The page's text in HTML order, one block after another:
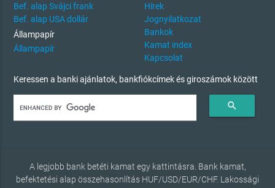
Bef. alap Svájci frank
Bef. alap USA dollár
Állampapír
Állampapír
Hírek
Jognyilatkozat
Bankok
Kamat index
Kapcsolat
Keressen a banki ajánlatok, bankfiókcímek és giroszámok között
search
A legjobb bank betéti kamat egy kattintásra. Bank kamat,
befektetési alap összehasonlítás HUF/USD/EUR/CHF. Lakossági